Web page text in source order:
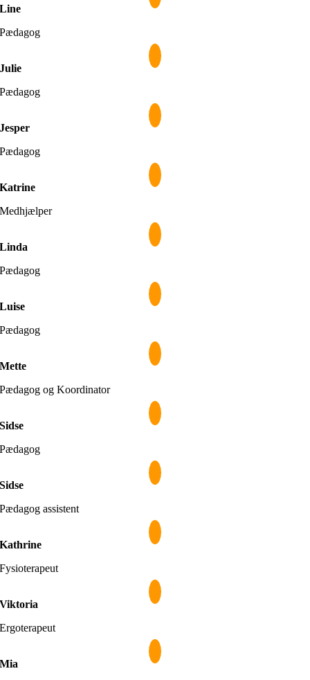
Line
Pædagog
Julie
Pædagog
Jesper
Pædagog
Katrine
Medhjælper
Linda
Pædagog
Luise
Pædagog
Mette
Pædagog og Koordinator
Sidse
Pædagog
Sidse
Pædagog assistent
Kathrine
Fysioterapeut
Viktoria
Ergoterapeut
Mia